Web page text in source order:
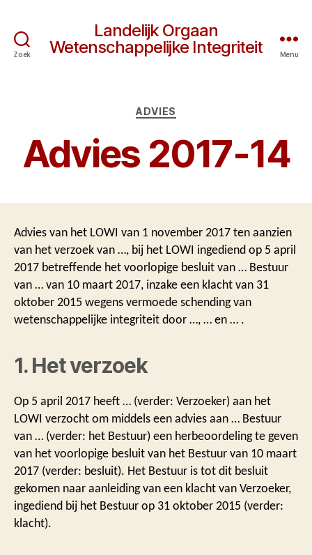
Zoek
Landelijk Orgaan
Wetenschappelijke Integriteit
Menu
Categorieën
ADVIES
Advies 2017-14
Advies van het LOWI van 1 november 2017 ten aanzien
van het verzoek van …, bij het LOWI ingediend op 5 april
2017 betreffende het voorlopige besluit van … Bestuur
van … van 10 maart 2017, inzake een klacht van 31
oktober 2015 wegens vermoede schending van
wetenschappelijke integriteit door …, … en … .
1. Het verzoek
Op 5 april 2017 heeft … (verder: Verzoeker) aan het
LOWI verzocht om middels een advies aan … Bestuur
van … (verder: het Bestuur) een herbeoordeling te geven
van het voorlopige besluit van het Bestuur van 10 maart
2017 (verder: besluit). Het Bestuur is tot dit besluit
gekomen naar aanleiding van een klacht van Verzoeker,
ingediend bij het Bestuur op 31 oktober 2015 (verder:
klacht).